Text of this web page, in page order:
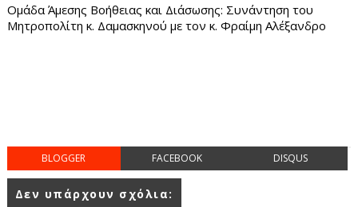
Ομάδα Άμεσης Βοήθειας και Διάσωσης: Συνάντηση του
Μητροπολίτη κ. Δαμασκηνού με τον κ. Φραίμη Αλέξανδρο
BLOGGER FACEBOOK DISQUS
Δεν υπάρχουν σχόλια: